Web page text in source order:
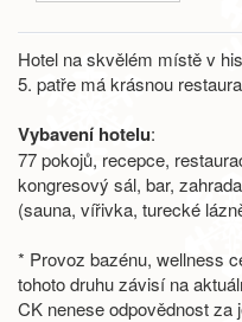
Hotel na skvělém místě v
5. patře má krásnou
Vybavení hotelu:
77 pokojů, recepce,
kongresový sál, bar,
(sauna, vířivka, turecké
* Provoz bazénu, wellness
tohoto druhu závisí na
CK nenese odpovědnost za